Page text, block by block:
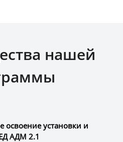
нашей
освоение установки и
АДМ 2.1